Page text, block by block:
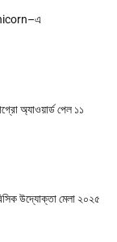
অ্যাওয়ার্ড পেল ১১
উদ্যোক্তা মেলা ২০২৫